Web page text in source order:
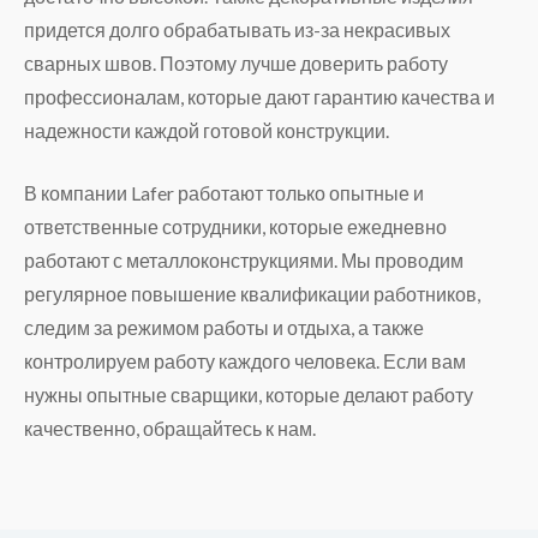
придется долго обрабатывать из-за некрасивых
сварных швов. Поэтому лучше доверить работу
профессионалам, которые дают гарантию качества и
надежности каждой готовой конструкции.
В компании Lafer работают только опытные и
ответственные сотрудники, которые ежедневно
работают с металлоконструкциями. Мы проводим
регулярное повышение квалификации работников,
следим за режимом работы и отдыха, а также
контролируем работу каждого человека. Если вам
нужны опытные сварщики, которые делают работу
качественно, обращайтесь к нам.